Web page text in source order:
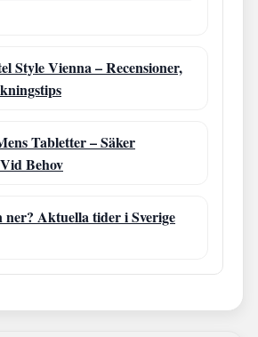
Style Vienna – Recensioner,
Tabletter – Säker
Behov
ner? Aktuella tider i Sverige